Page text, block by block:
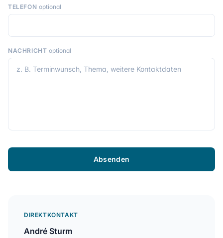
TELEFON optional
NACHRICHT optional
Absenden
DIREKTKONTAKT
André Sturm